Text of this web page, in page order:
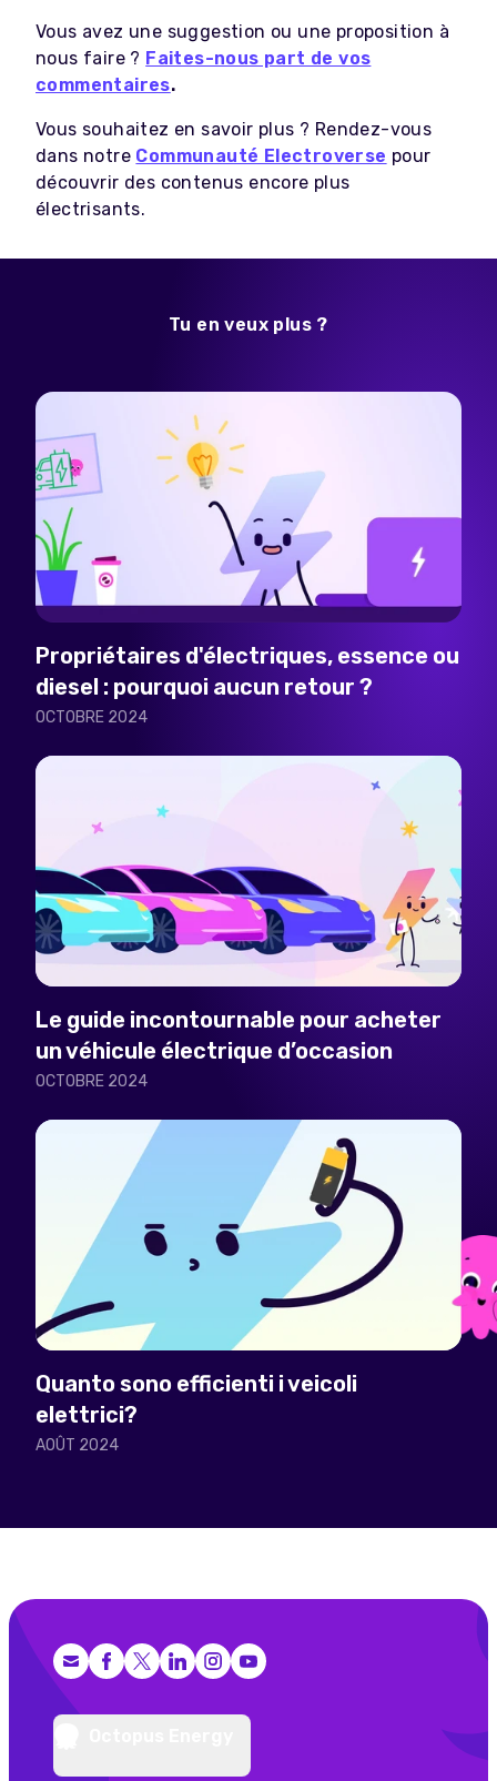
Vous avez une suggestion ou une proposition à
nous faire ? Faites-nous part de vos
commentaires.
Vous souhaitez en savoir plus ? Rendez-vous
dans notre Communauté Electroverse pour
découvrir des contenus encore plus
électrisants.
Tu en veux plus ?
Propriétaires d'électriques, essence ou
diesel : pourquoi aucun retour ?
OCTOBRE 2024
Le guide incontournable pour acheter
un véhicule électrique d’occasion
OCTOBRE 2024
Quanto sono efficienti i veicoli
elettrici?
AOÛT 2024
Facebook
X (Twitter)
LinkedInInstagram
YouTube